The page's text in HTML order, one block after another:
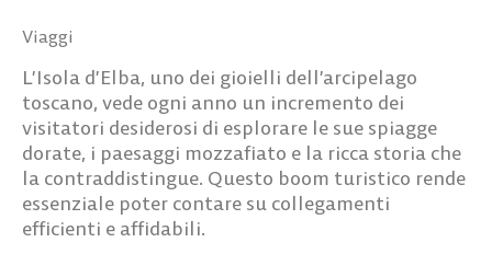
Viaggi
L’Isola d’Elba, uno dei gioielli dell’arcipelago
toscano, vede ogni anno un incremento dei
visitatori desiderosi di esplorare le sue spiagge
dorate, i paesaggi mozzafiato e la ricca storia che
la contraddistingue. Questo boom turistico rende
essenziale poter contare su collegamenti
efficienti e affidabili.